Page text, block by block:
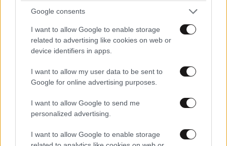
Google consents
I want to allow Google to enable storage
related to advertising like cookies on web or
device identifiers in apps.
I want to allow my user data to be sent to
Google for online advertising purposes.
I want to allow Google to send me
personalized advertising.
I want to allow Google to enable storage